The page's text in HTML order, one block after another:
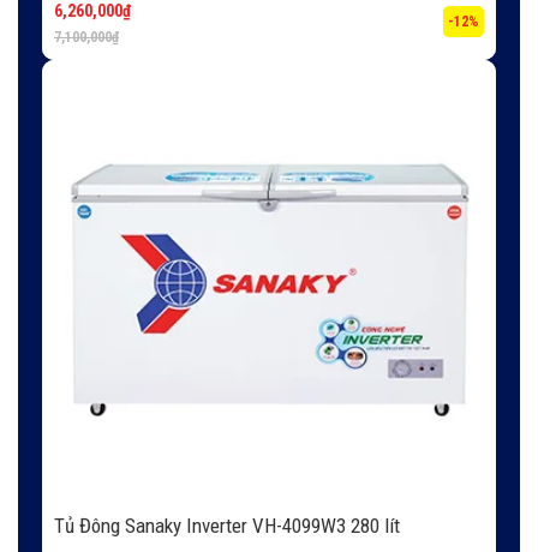
7,100,000₫
6,260,000₫
-12%
Tủ Đông Sanaky Inverter VH-4099W3 280 lít